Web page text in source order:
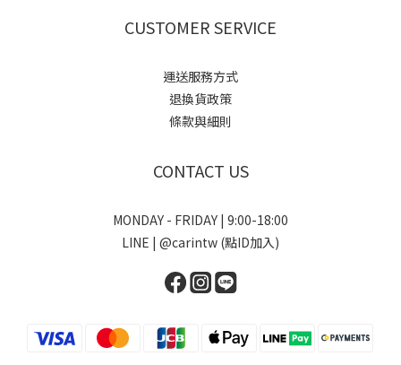
CUSTOMER SERVICE
運送服務方式
退換貨政策
條款與細則
CONTACT US
MONDAY - FRIDAY | 9:00-18:00
LINE | @carintw (點ID加入)